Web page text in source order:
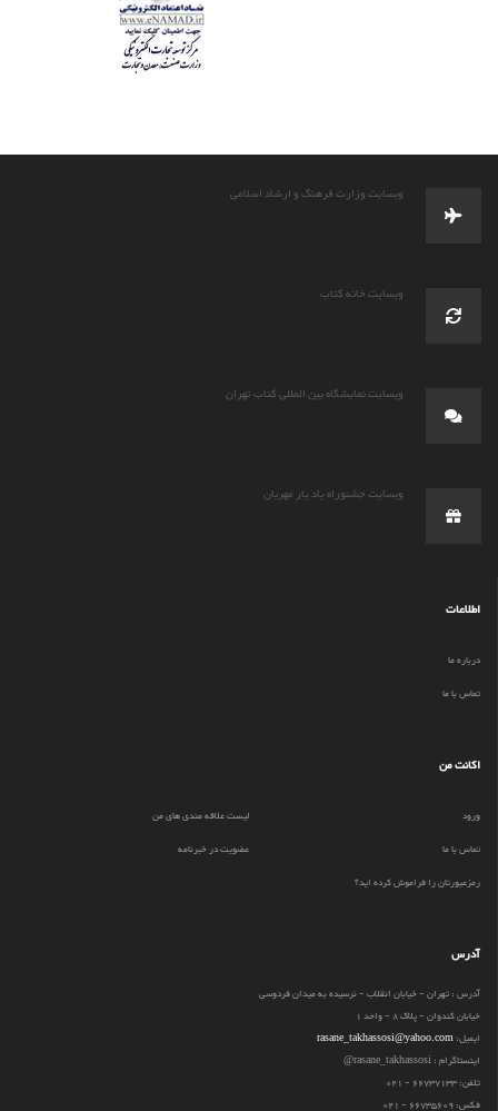
وبسایت وزارت فرهنگ و ارشاد اسلامی
وبسایت خانه کتاب
وبسایت نمایشگاه بین المللی کتاب تهران
وبسایت جشنوراه یاد یار مهربان
اطلاعات
درباره ما
تماس با ما
اکانت من
ورود
لیست علاقه مندی های من
تماس با ما
عضویت در خبرنامه
رمزعبورتان را فراموش کرده اید؟
آدرس
آدرس : تهران - خیابان انقلاب - نرسیده به میدان فردوسی
خیابان کندوان - پلاک 8 - واحد 1
ایمیل:rasane_takhassosi@yahoo.com
اینستاگرام : rasane_takhassosi@
تلفن: 66737133 - 021
فکس: 66735609 - 021